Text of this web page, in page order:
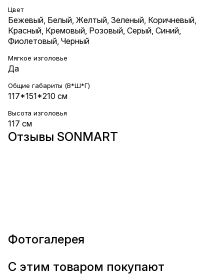
Цвет
Бежевый Белый Желтый Зеленый Коричневый
Красный Кремовый Розовый Серый Синий
Фиолетовый Черный
Мягкое изголовье
Да
Общие габариты (В*Ш*Г)
117*151*210 см
Высота изголовья
117 см
Отзывы SONMART
Фотогалерея
С этим товаром покупают